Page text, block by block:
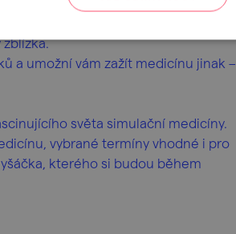
probíhá práce ve skutečném
a umožní vám zažít medicínu jinak –
světa simulační medicíny.
vybrané termíny vhodné i pro
kterého si budou během